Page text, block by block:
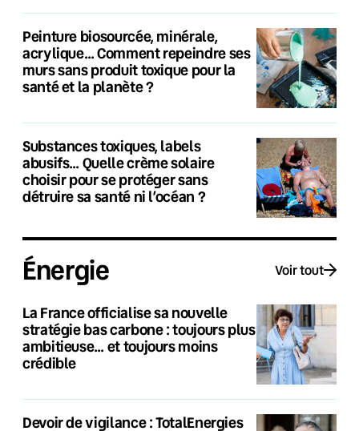
Peinture biosourcée, minérale,
acrylique… Comment repeindre ses
murs sans produit toxique pour la
santé et la planète ?
Substances toxiques, labels
abusifs… Quelle crème solaire
choisir pour se protéger sans
détruire sa santé ni l’océan ?
Énergie Voir tout
La France officialise sa nouvelle
stratégie bas carbone : toujours plus
ambitieuse… et toujours moins
crédible
Devoir de vigilance : TotalEnergies